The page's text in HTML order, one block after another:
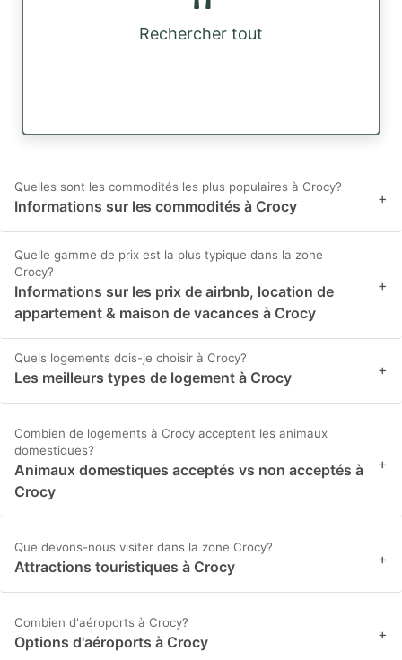
Rechercher tout
Quelles sont les commodités les plus populaires à Crocy?
Informations sur les commodités à Crocy +
Quelle gamme de prix est la plus typique dans la zone
Crocy?
Informations sur les prix de airbnb, location de
appartement & maison de vacances à Crocy
+
Quels logements dois-je choisir à Crocy?
Les meilleurs types de logement à Crocy +
Combien de logements à Crocy acceptent les animaux
domestiques?
Animaux domestiques acceptés vs non acceptés à
Crocy
+
Que devons-nous visiter dans la zone Crocy?
Attractions touristiques à Crocy +
Combien d'aéroports à Crocy?
Options d'aéroports à Crocy +